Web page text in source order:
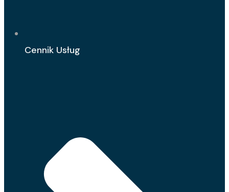
Cennik Usług